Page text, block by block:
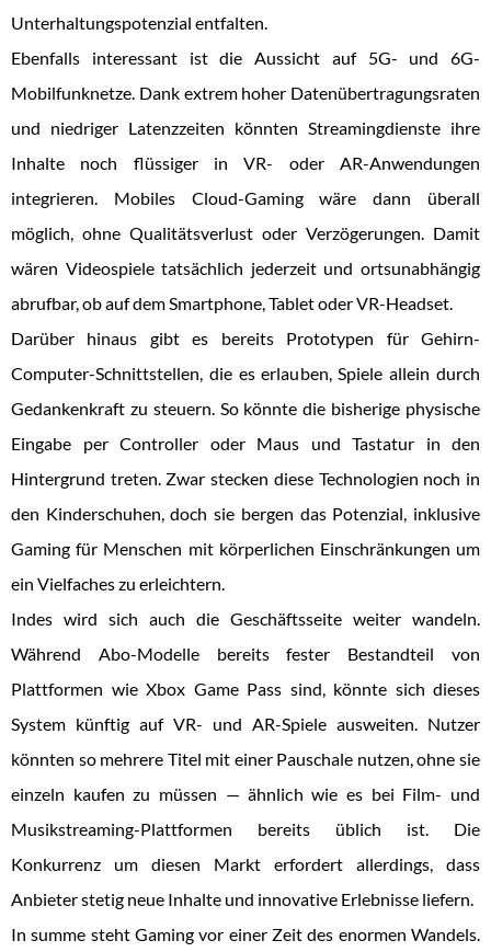
Unterhaltungspotenzial entfalten.
Ebenfalls interessant ist die Aussicht auf 5G- und 6G-
Mobilfunknetze. Dank extrem hoher Datenübertragungsraten
und niedriger Latenzzeiten könnten Streamingdienste ihre
Inhalte noch flüssiger in VR- oder AR-Anwendungen
integrieren. Mobiles Cloud-Gaming wäre dann überall
möglich, ohne Qualitätsverlust oder Verzögerungen. Damit
wären Videospiele tatsächlich jederzeit und ortsunabhängig
abrufbar, ob auf dem Smartphone, Tablet oder VR-Headset.
Darüber hinaus gibt es bereits Prototypen für Gehirn-
Computer-Schnittstellen, die es erlauben, Spiele allein durch
Gedankenkraft zu steuern. So könnte die bisherige physische
Eingabe per Controller oder Maus und Tastatur in den
Hintergrund treten. Zwar stecken diese Technologien noch in
den Kinderschuhen, doch sie bergen das Potenzial, inklusive
Gaming für Menschen mit körperlichen Einschränkungen um
ein Vielfaches zu erleichtern.
Indes wird sich auch die Geschäftsseite weiter wandeln.
Während Abo-Modelle bereits fester Bestandteil von
Plattformen wie Xbox Game Pass sind, könnte sich dieses
System künftig auf VR- und AR-Spiele ausweiten. Nutzer
könnten so mehrere Titel mit einer Pauschale nutzen, ohne sie
einzeln kaufen zu müssen — ähnlich wie es bei Film- und
Musikstreaming-Plattformen bereits üblich ist. Die
Konkurrenz um diesen Markt erfordert allerdings, dass
Anbieter stetig neue Inhalte und innovative Erlebnisse liefern.
In summe steht Gaming vor einer Zeit des enormen Wandels.